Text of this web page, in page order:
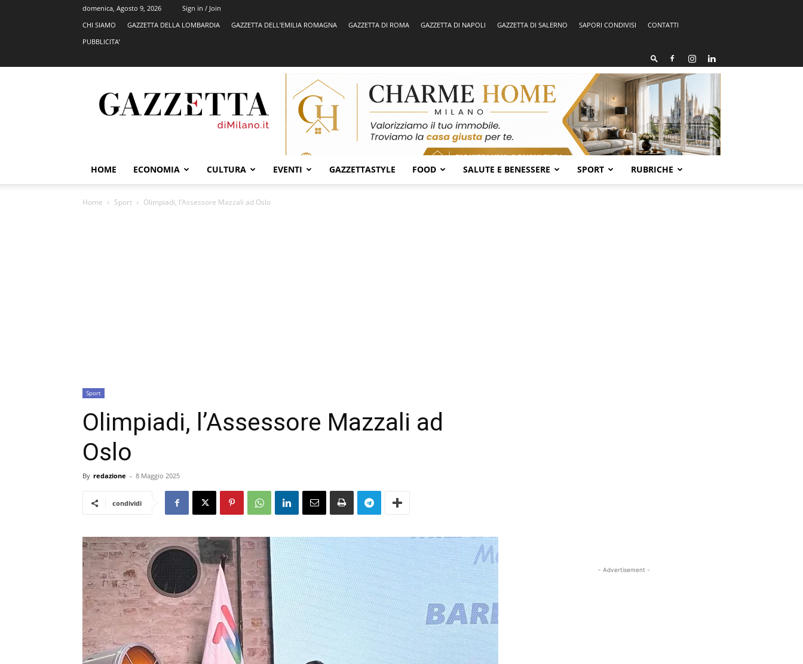
domenica, Agosto 9, 2026
Sign in / Join
CHI SIAMO
GAZZETTA DELLA LOMBARDIA GAZZETTA DELL’EMILIA ROMAGNA GAZZETTA DI ROMA GAZZETTA DI NAPOLI GAZZETTA DI SALERNO SAPORI CONDIVISI
CONTATTI
PUBBLICITA’
HOME ECONOMIA CULTURA EVENTI GAZZETTASTYLE FOOD SALUTE E BENESSERE SPORT RUBRICHE
Home Sport Olimpiadi, l’Assessore Mazzali ad Oslo
Sport
Olimpiadi, l’Assessore Mazzali ad
Oslo
By redazione - 8 Maggio 2025
condividi
- Advertisement -